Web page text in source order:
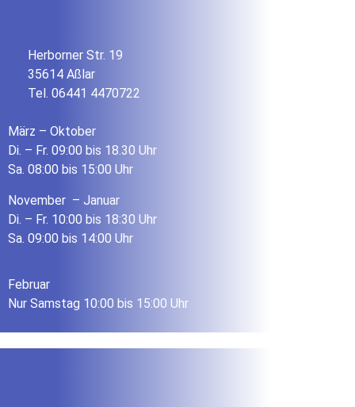
Herborner Str. 19
35614 Aßlar
Tel. 06441 4470722
März – Oktober
Di. – Fr. 09:00 bis 18.30 Uhr
Sa. 08:00 bis 15:00 Uhr
November – Januar
Di. – Fr. 10:00 bis 18:30 Uhr
Sa. 09:00 bis 14:00 Uhr
Februar
Nur Samstag 10:00 bis 15:00 Uhr